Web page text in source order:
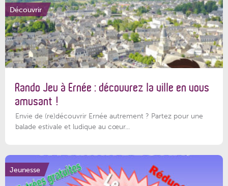
Découvrir
Rando Jeu à Ernée : découvrez la ville en vous
amusant !
Envie de (re)découvrir Ernée autrement ? Partez pour une
balade estivale et ludique au cœur...
Jeunesse